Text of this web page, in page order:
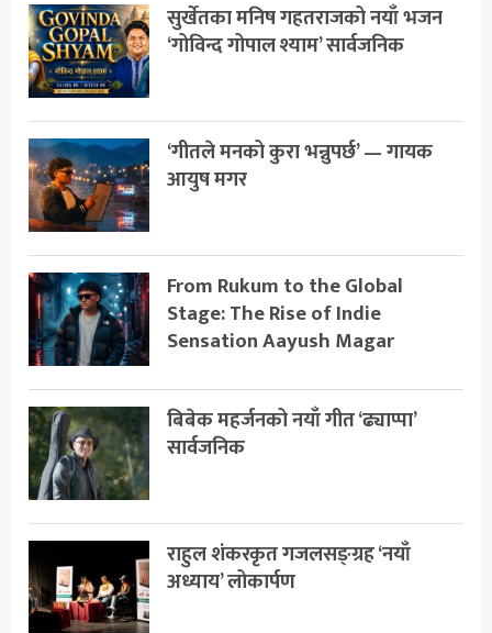
सुर्खेतका मनिष गहतराजको नयाँ भजन
‘गोविन्द गोपाल श्याम’ सार्वजनिक
‘गीतले मनको कुरा भन्नुपर्छ’ — गायक
आयुष मगर
From Rukum to the Global
Stage: The Rise of Indie
Sensation Aayush Magar
बिबेक महर्जनको नयाँ गीत ‘ढ्याप्पा’
सार्वजनिक
राहुल शंकरकृत गजलसङ्ग्रह ‘नयाँ
अध्याय’ लोकार्पण